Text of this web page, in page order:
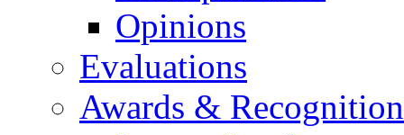
Opinions
Evaluations
Awards &